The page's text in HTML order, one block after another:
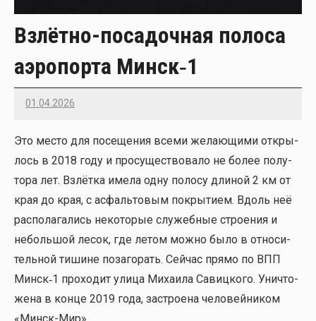
Взлётно-посадочная полоса
аэропорта Минск‑1
01.04.2026
22
Это место для посе­ще­ния все­ми жела­ю­щи­ми откры­
лось в 2018 году и про­су­ще­ство­ва­ло не более полу­
то­ра лет. Взлёт­ка име­ла одну поло­су дли­ной 2 км от
края до края, с асфаль­то­вым покры­ти­ем. Вдоль неё
рас­по­ла­га­лись неко­то­рые слу­жеб­ные стро­е­ния и
неболь­шой лесок, где летом мож­но было в отно­си­
тель­ной тишине поза­го­рать. Сей­час пря­мо по ВПП
Минск‑1 про­хо­дит ули­ца Миха­и­ла Савиц­ко­го. Уни­что­
же­на в кон­це 2019 года, застро­е­на чело­вей­ни­ком